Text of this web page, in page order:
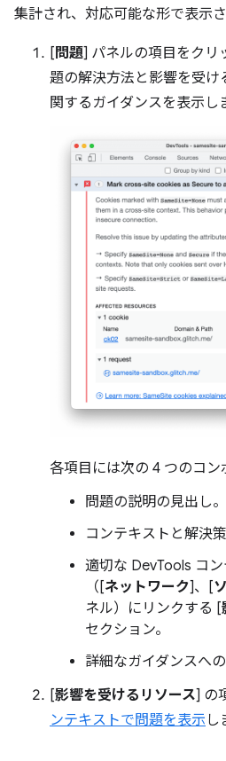
集計され、対応可能な形で表示さ
[ 問題] パネルの項目をクリ
題の解決方法と影響を受け
関するガイダンスを表示し
各項目には次の 4 つのコン
問題の説明の見出し。
コンテキストと解決
適切な DevTools コ
（[ネットワーク]、[
ネル）にリンクする [
セクション。
詳細なガイダンスへの
[影響を受けるリソース] の
ンテキストで問題を表示 し